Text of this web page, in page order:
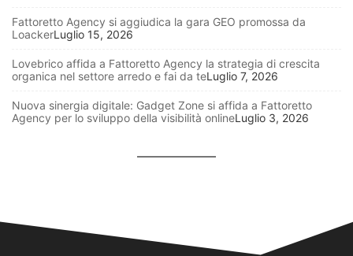
Fattoretto Agency si aggiudica la gara GEO promossa da
LoackerLuglio 15, 2026
Lovebrico affida a Fattoretto Agency la strategia di crescita
organica nel settore arredo e fai da teLuglio 7, 2026
Nuova sinergia digitale: Gadget Zone si affida a Fattoretto
Agency per lo sviluppo della visibilità onlineLuglio 3, 2026